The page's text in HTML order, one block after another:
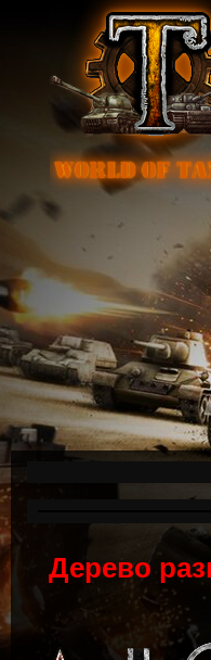
Дерево